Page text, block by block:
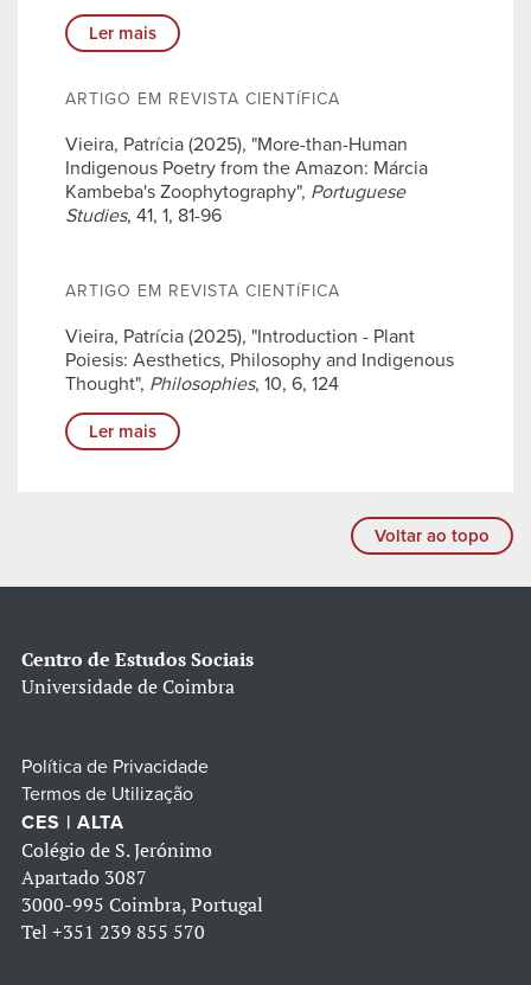
Ler mais
ARTIGO EM REVISTA CIENTÍFICA
Vieira, Patrícia (2025), "More-than-Human
Indigenous Poetry from the Amazon: Márcia
Kambeba's Zoophytography", Portuguese
Studies, 41, 1, 81-96
ARTIGO EM REVISTA CIENTÍFICA
Vieira, Patrícia (2025), "Introduction - Plant
Poiesis: Aesthetics, Philosophy and Indigenous
Thought", Philosophies, 10, 6, 124
Ler mais
Voltar ao topo
Centro de Estudos Sociais
Universidade de Coimbra
Política de Privacidade
Termos de Utilização
CES | ALTA
Colégio de S. Jerónimo
Apartado 3087
3000-995 Coimbra, Portugal
Tel +351 239 855 570